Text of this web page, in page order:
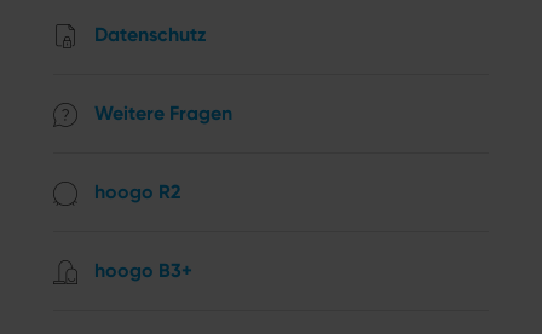
Datenschutz
Weitere Fragen
hoogo R2
hoogo B3+